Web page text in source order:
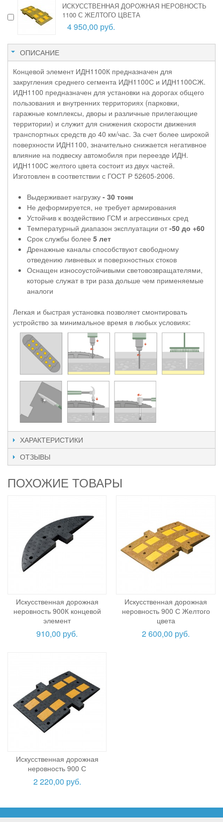
ИСКУССТВЕННАЯ ДОРОЖНАЯ НЕРОВНОСТЬ
1100 С ЖЕЛТОГО ЦВЕТА
4 950,00 руб.
ОПИСАНИЕ
Концевой элемент ИДН1100К предназначен для
закругления среднего сегмента ИДН1100С и ИДН1100СЖ.
ИДН1100 предназначен для установки на дорогах общего
пользования и внутренних территориях (парковки,
гаражные комплексы, дворы и различные прилегающие
территории) и служит для снижения скорости движения
транспортных средств до 40 км/час. За счет более широкой
поверхности ИДН1100, значительно снижается негативное
влияние на подвеску автомобиля при переезде ИДН.
ИДН1100С желтого цвета состоит из двух частей.
Изготовлен в соответствии с ГОСТ Р 52605-2006.
Выдерживает нагрузку - 30 тонн
Не деформируется, не требует армирования
Устойчив к воздействию ГСМ и агрессивных сред
Температурный диапазон эксплуатации от-50 до +60
Срок службы более 5 лет
Дренажные каналы способствуют свободному
отведению ливневых и поверхностных стоков
Оснащен износоустойчивыми световозвращателями,
которые служат в три раза дольше чем применяемые
аналоги
Легкая и быстрая установка позволяет смонтировать
устройство за минимальное время в любых условиях:
ХАРАКТЕРИСТИКИ
ОТЗЫВЫ
ПОХОЖИЕ ТОВАРЫ
Искусственная дорожная
неровность 900К концевой
элемент
910,00 руб.
Искусственная дорожная
неровность 900 С Желтого
цвета
2 600,00 руб.
Искусственная дорожная
неровность 900 С
2 220,00 руб.